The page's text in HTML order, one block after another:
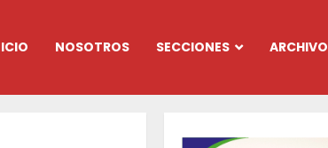
NOSOTROS SECCIONES ARCHIVO